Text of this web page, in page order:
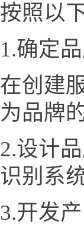
按照以
1.确定
在创建
为品牌
2.设计
识别系
3.开发